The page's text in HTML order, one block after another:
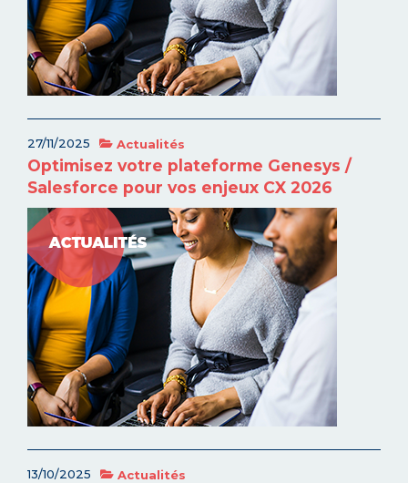
27/11/2025 Actualités
Optimisez votre plateforme Genesys /
Salesforce pour vos enjeux CX 2026
13/10/2025 Actualités